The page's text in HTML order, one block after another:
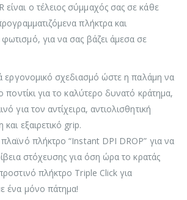
είναι ο τέλειος σύμμαχός σας σε κάθε
πλήκτρα και
για να σας βάζει άμεσα σε
εργονομικό σχεδιασμό ώστε η παλάμη να
ποντίκι για το καλύτερο δυνατό κράτημα,
για τον αντίχειρα, αντιολισθητική
εξαιρετικό grip.
πλήκτρο “Instant DPI DROP” για να
στόχευσης για όση ώρα το κρατάς
πλήκτρο Triple Click για
ένα μόνο πάτημα!